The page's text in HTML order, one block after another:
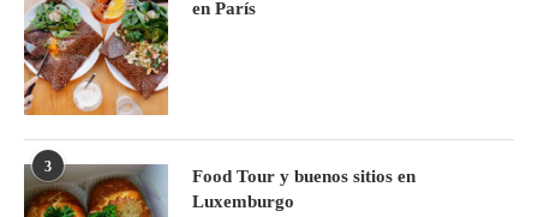
en París
3
Food Tour y buenos sitios en
Luxemburgo